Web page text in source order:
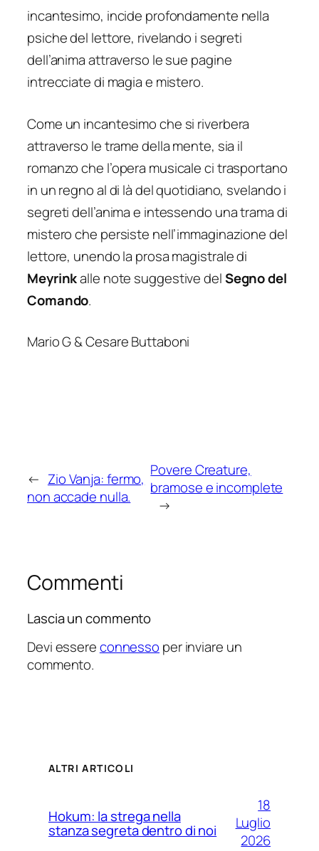
incantesimo, incide profondamente nella
psiche del lettore, rivelando i segreti
dell’anima attraverso le sue pagine
intrecciate di magia e mistero.
Come un incantesimo che si riverbera
attraverso le trame della mente, sia il
romanzo che l’opera musicale ci trasportano
in un regno al di là del quotidiano, svelando i
segreti dell’anima e intessendo una trama di
mistero che persiste nell’immaginazione del
lettore, unendo la prosa magistrale di
Meyrinkalle note suggestive delSegno del
Comando.
Mario G & Cesare Buttaboni
← Zio Vanja: fermo,
non accade nulla.
Povere Creature,
bramose e incomplete
→
Commenti
Lascia un commento
Devi essereconnesso per inviare un
commento.
ALTRI ARTICOLI
Hokum: la strega nella
stanza segreta dentro di noi
18
Luglio
2026